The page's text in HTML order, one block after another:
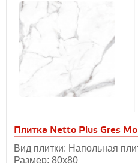
Плитка Netto Plus Gres
Вид плитки: Напольная
Размер: 80x80